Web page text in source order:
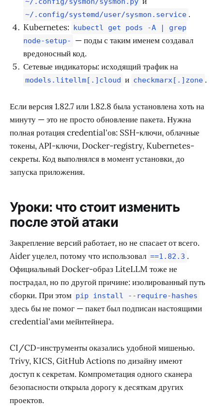
~/.config/systemd/user/sysmon.service .
Kubernetes:
kubectl get pods -A | grep
node-setup-
— поды с таким именем создавал
вредоносный код.
Сетевые индикаторы: исходящий трафик на
models.litellm[.]cloud и checkmarx[.]zone .
Если версия 1.82.7 или 1.82.8 была установлена хоть на
минуту — это не просто обновление пакета. Нужна
полная ротация credential'ов: SSH-ключи, облачные
токены, API-ключи, Docker-registry, Kubernetes-
секреты. Код выполнялся в момент установки, до
запуска приложения.
Уроки: что стоит изменить
после этой атаки
Закрепление версий работает, но не спасает от всего.
Aider уцелел, потому что использовал ==1.82.3 .
Официальный Docker-образ LiteLLM тоже не
пострадал, но по другой причине: изолированный путь
сборки. При этом pip install --require-hashes
здесь бы не помог — пакет был подписан настоящими
credential'ами мейнтейнера.
CI/CD-инструменты оказались удобной мишенью.
Trivy, KICS, GitHub Actions по дизайну имеют
доступ к секретам. Компрометация одного сканера
безопасности открыла дорогу к десяткам других
проектов.